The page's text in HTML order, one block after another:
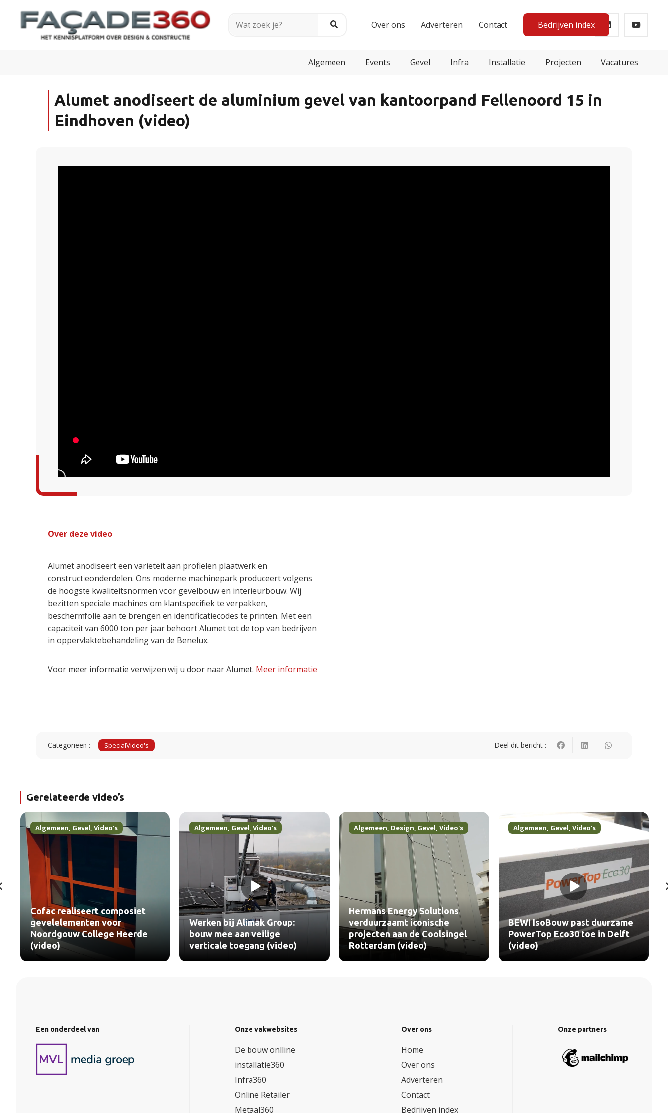
Over ons Adverteren Contact Bedrijven index
Algemeen Events Gevel Infra Installatie Projecten Vacatures
Alumet anodiseert de aluminium gevel van kantoorpand Fellenoord 15 in
Eindhoven (video)
Over deze video
Alumet anodiseert een variëteit aan profielen plaatwerk en
constructieonderdelen. Ons moderne machinepark produceert volgens
de hoogste kwaliteitsnormen voor gevelbouw en interieurbouw. Wij
bezitten speciale machines om klantspecifiek te verpakken,
beschermfolie aan te brengen en identificatiecodes te printen. Met een
capaciteit van 6000 ton per jaar behoort Alumet tot de top van bedrijven
in oppervlaktebehandeling van de Benelux.
Voor meer informatie verwijzen wij u door naar Alumet. Meer informatie
Categorieën : SpecialVideo's Deel dit bericht :
Gerelateerde video’s
Algemeen, Gevel, Video's
Cofac realiseert composiet
gevelelementen voor
Noordgouw College Heerde
(video)
Algemeen, Gevel,Video's
Werken bij Alimak Group:
bouw mee aan veilige
verticale toegang (video)
Algemeen, Design, Gevel,Video's
Hermans Energy Solutions
verduurzaamt iconische
projecten aan de Coolsingel
Rotterdam (video)
Algemeen, Gevel, Video's
BEWI IsoBouw past duurzame
PowerTop Eco30 toe in Delft
(video)
Een onderdeel van Onze vakwebsites
De bouw onlline
installatie360
Infra360
Online Retailer
Metaal360
Over ons
Home
Over ons
Adverteren
Contact
Bedrijven index
Onze partners